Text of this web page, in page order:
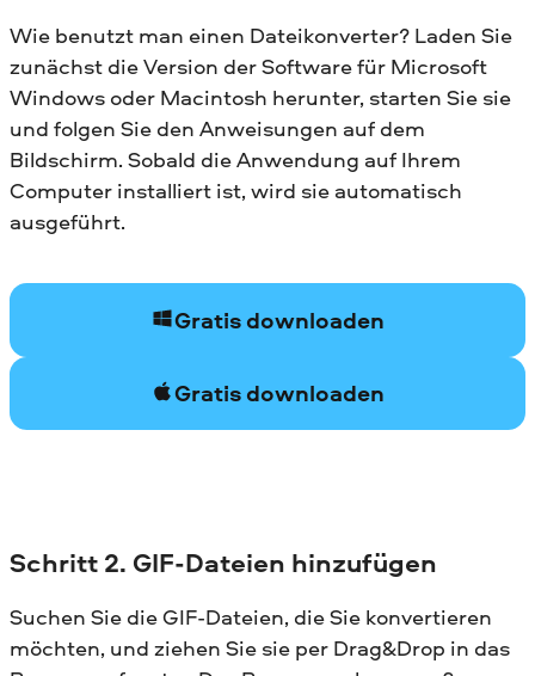
Wie benutzt man einen Dateikonverter? Laden Sie
zunächst die Version der Software für Microsoft
Windows oder Macintosh herunter, starten Sie sie
und folgen Sie den Anweisungen auf dem
Bildschirm. Sobald die Anwendung auf Ihrem
Computer installiert ist, wird sie automatisch
ausgeführt.
Gratis downloaden
Gratis downloaden
Schritt 2. GIF-Dateien hinzufügen
Suchen Sie die GIF-Dateien, die Sie konvertieren
möchten, und ziehen Sie sie per Drag&Drop in das